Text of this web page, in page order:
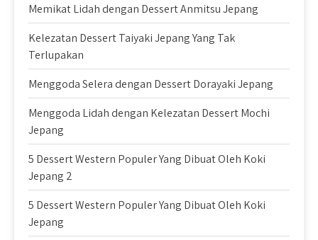
Memikat Lidah dengan Dessert Anmitsu Jepang
Kelezatan Dessert Taiyaki Jepang Yang Tak
Terlupakan
Menggoda Selera dengan Dessert Dorayaki Jepang
Menggoda Lidah dengan Kelezatan Dessert Mochi
Jepang
5 Dessert Western Populer Yang Dibuat Oleh Koki
Jepang 2
5 Dessert Western Populer Yang Dibuat Oleh Koki
Jepang